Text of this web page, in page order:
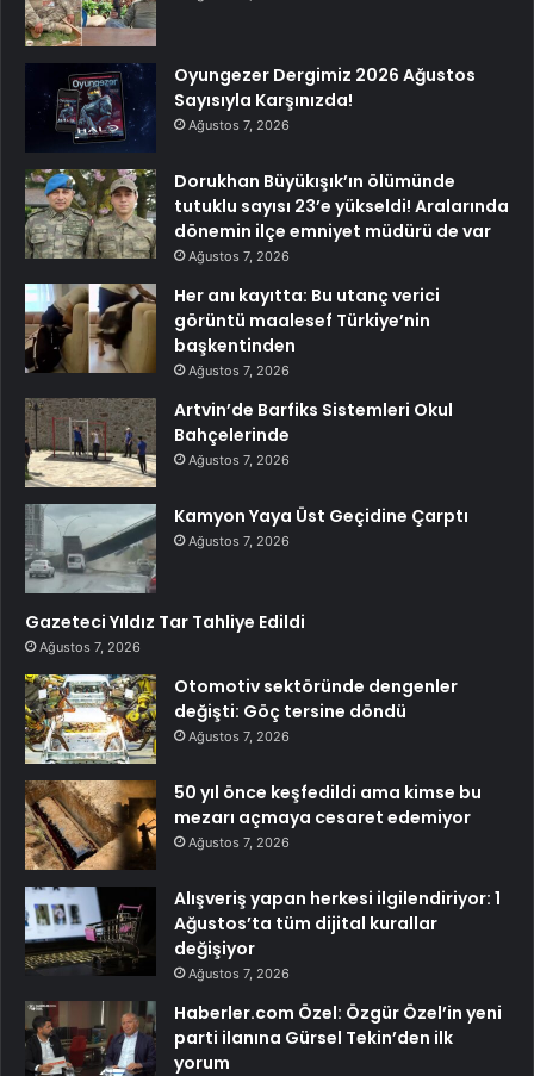
Oyungezer Dergimiz 2026 Ağustos
Sayısıyla Karşınızda!
Ağustos 7, 2026
Dorukhan Büyükışık’ın ölümünde
tutuklu sayısı 23’e yükseldi! Aralarında
dönemin ilçe emniyet müdürü de var
Ağustos 7, 2026
Her anı kayıtta: Bu utanç verici
görüntü maalesef Türkiye’nin
başkentinden
Ağustos 7, 2026
Artvin’de Barfiks Sistemleri Okul
Bahçelerinde
Ağustos 7, 2026
Kamyon Yaya Üst Geçidine Çarptı
Ağustos 7, 2026
Gazeteci Yıldız Tar Tahliye Edildi
Ağustos 7, 2026
Otomotiv sektöründe dengenler
değişti: Göç tersine döndü
Ağustos 7, 2026
50 yıl önce keşfedildi ama kimse bu
mezarı açmaya cesaret edemiyor
Ağustos 7, 2026
Alışveriş yapan herkesi ilgilendiriyor: 1
Ağustos’ta tüm dijital kurallar
değişiyor
Ağustos 7, 2026
Haberler.com Özel: Özgür Özel’in yeni
parti ilanına Gürsel Tekin’den ilk
yorum